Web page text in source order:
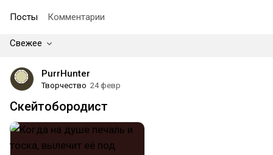
Посты Комментарии
Свежее
PurrHunter
Творчество 24 февр
Скейтобородист